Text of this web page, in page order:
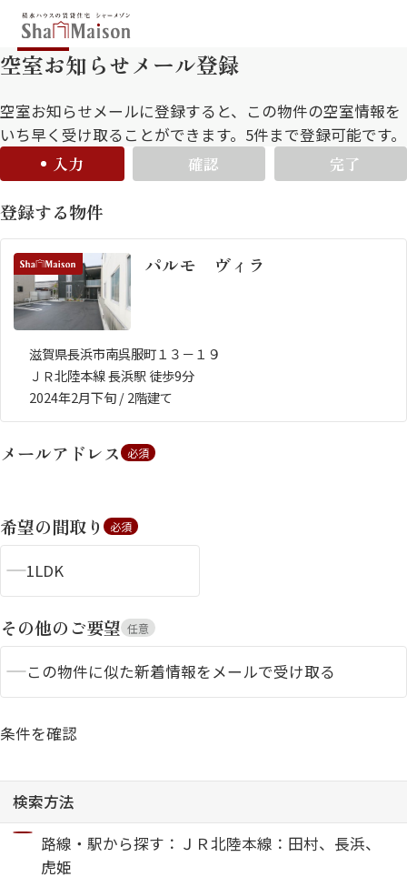
保存した条件
お気に入り
北海道
中部
九州
市区郡・路線・駅から探す
通勤・通学時間から探す
地図から探す
人気のカテゴリから探す
シャーメゾンとは
シャーメゾンセレクショ
ルームツアー
ShaMaison STYLE
空室お知らせメール登録
空室お知らせメールに登録すると、この物件の空室情報を
いち早く受け取ることができます。5件まで登録可能です。
入力
確認 完了
登録する物件
パルモ ヴィラ
滋賀県長浜市南呉服町１３－１９
ＪＲ北陸本線 長浜駅 徒歩9分
2024年2月下旬 / 2階建て
メールアドレス 必須
希望の間取り 必須
1LDK
その他のご要望 任意
この物件に似た新着情報をメールで受け取る
条件を確認
検索方法
路線・駅から探す：ＪＲ北陸本線：田村、長浜、
虎姫